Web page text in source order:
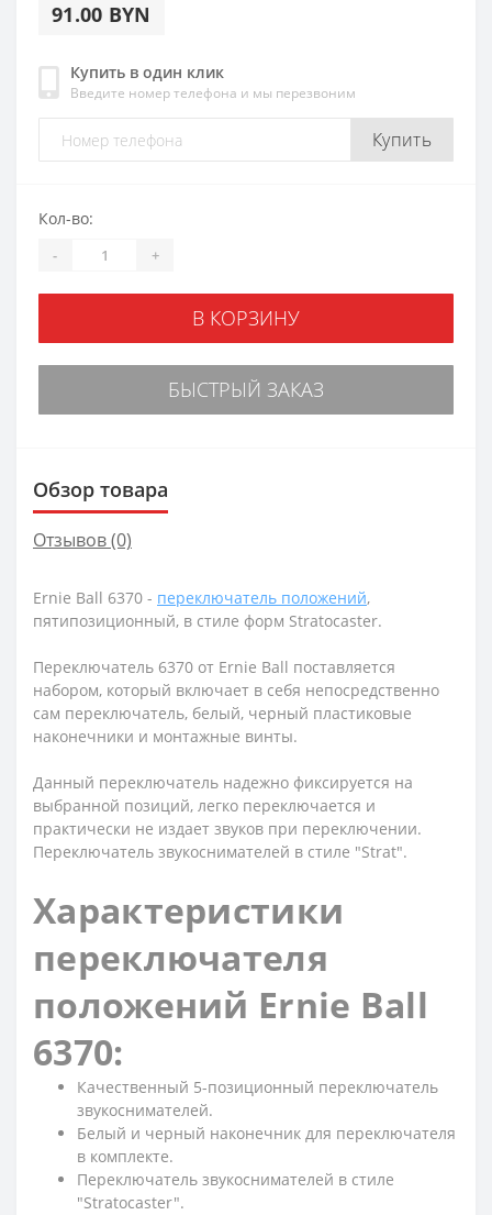
91.00 BYN
Купить в один клик
Введите номер телефона и мы перезвоним
Купить
Кол-во:
- +
В КОРЗИНУ
БЫСТРЫЙ ЗАКАЗ
Обзор товара
Отзывов (0)
Ernie Ball 6370 - переключатель положений,
пятипозиционный, в стиле форм Stratocaster.
Переключатель 6370 от Ernie Ball поставляется
набором, который включает в себя непосредственно
сам переключатель, белый, черный пластиковые
наконечники и монтажные винты.
Данный переключатель надежно фиксируется на
выбранной позиций, легко переключается и
практически не издает звуков при переключении.
Переключатель звукоснимателей в стиле "Strat".
Характеристики
переключателя
положений Ernie Ball
6370:
Качественный 5-позиционный переключатель
звукоснимателей.
Белый и черный наконечник для переключателя
в комплекте.
Переключатель звукоснимателей в стиле
"Stratocaster".